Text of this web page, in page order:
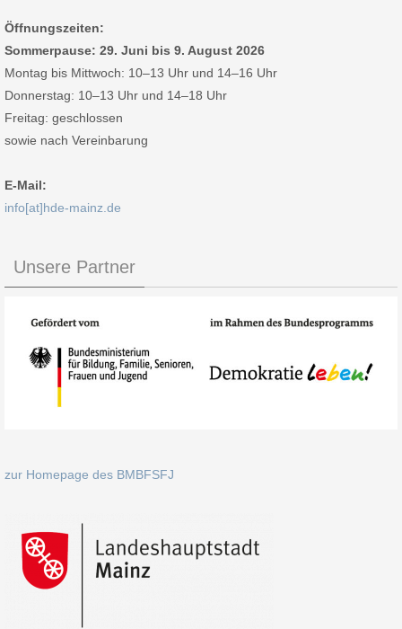
Öffnungszeiten:
Sommerpause: 29. Juni bis 9. August 2026
Montag bis Mittwoch: 10–13 Uhr und 14–16 Uhr
Donnerstag: 10–13 Uhr und 14–18 Uhr
Freitag: geschlossen
sowie nach Vereinbarung
E-Mail:
info[at]hde-mainz.de
Unsere Partner
zur Homepage des BMBFSFJ